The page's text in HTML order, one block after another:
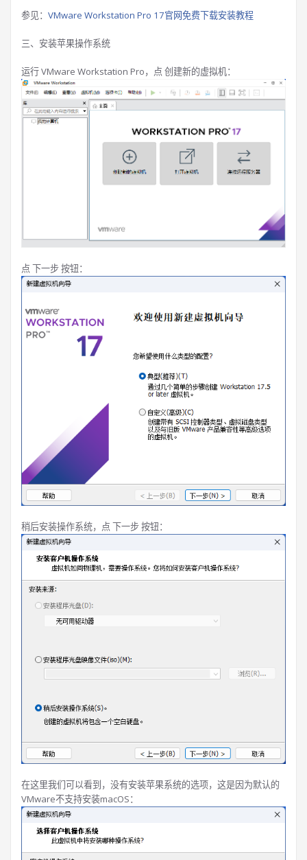
参见： VMware Workstation Pro 17官网免费下载安装教程
三、安装苹果操作系统
运行 VMware Workstation Pro，点 创建新的虚拟机：
点 下一步 按钮：
稍后安装操作系统，点 下一步 按钮：
在这里我们可以看到，没有安装苹果系统的选项，这是因为默认的
VMware不支持安装macOS：